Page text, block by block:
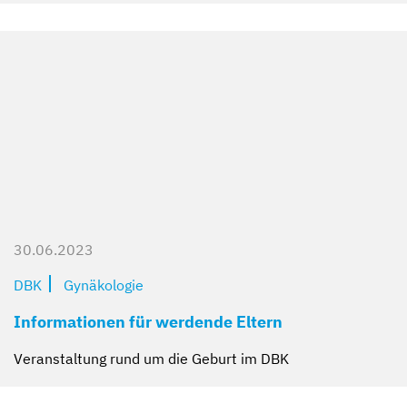
30.06.2023
DBK
Gynäkologie
Informationen für werdende Eltern
Veranstaltung rund um die Geburt im DBK